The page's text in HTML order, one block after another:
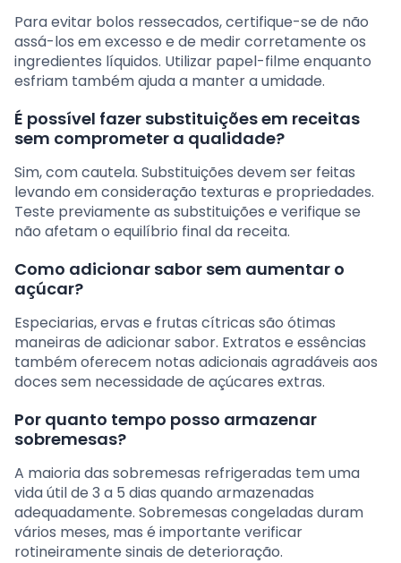
Para evitar bolos ressecados, certifique-se de não
assá-los em excesso e de medir corretamente os
ingredientes líquidos. Utilizar papel-filme enquanto
esfriam também ajuda a manter a umidade.
É possível fazer substituições em receitas
sem comprometer a qualidade?
Sim, com cautela. Substituições devem ser feitas
levando em consideração texturas e propriedades.
Teste previamente as substituições e verifique se
não afetam o equilíbrio final da receita.
Como adicionar sabor sem aumentar o
açúcar?
Especiarias, ervas e frutas cítricas são ótimas
maneiras de adicionar sabor. Extratos e essências
também oferecem notas adicionais agradáveis aos
doces sem necessidade de açúcares extras.
Por quanto tempo posso armazenar
sobremesas?
A maioria das sobremesas refrigeradas tem uma
vida útil de 3 a 5 dias quando armazenadas
adequadamente. Sobremesas congeladas duram
vários meses, mas é importante verificar
rotineiramente sinais de deterioração.